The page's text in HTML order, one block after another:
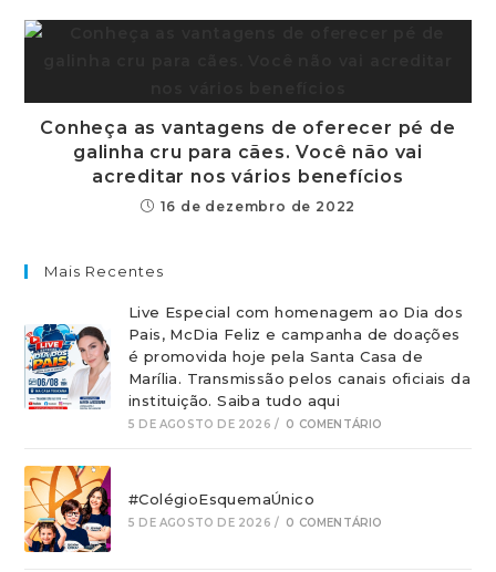
Conheça as vantagens de oferecer pé de
galinha cru para cães. Você não vai
acreditar nos vários benefícios
16 de dezembro de 2022
Mais Recentes
Live Especial com homenagem ao Dia dos
Pais, McDia Feliz e campanha de doações
é promovida hoje pela Santa Casa de
Marília. Transmissão pelos canais oficiais da
instituição. Saiba tudo aqui
5 DE AGOSTO DE 2026 / 0 COMENTÁRIO
#ColégioEsquemaÚnico
5 DE AGOSTO DE 2026 / 0 COMENTÁRIO